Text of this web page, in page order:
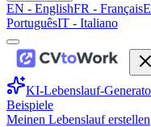
EN - EnglishFR - Français
PortuguêsIT - Italiano
KI-Lebenslauf-
Beispiele
Meinen Lebenslauf erstellen